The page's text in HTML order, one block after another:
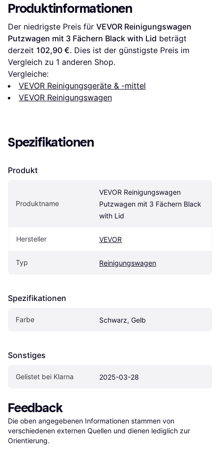
Produktinformationen
Der niedrigste Preis für VEVOR Reinigungswagen
Putzwagen mit 3 Fächern Black with Lid beträgt
derzeit 102,90 €. Dies ist der günstigste Preis im
Vergleich zu 1 anderen Shop.
Vergleiche:
VEVOR Reinigungsgeräte & -mittel
VEVOR Reinigungswagen
Spezifikationen
Produkt
Produktname
VEVOR Reinigungswagen
Putzwagen mit 3 Fächern Black
with Lid
Hersteller VEVOR
Typ Reinigungswagen
Spezifikationen
Farbe Schwarz, Gelb
Sonstiges
Gelistet bei Klarna 2025-03-28
Feedback
Die oben angegebenen Informationen stammen von
verschiedenen externen Quellen und dienen lediglich zur
Orientierung.